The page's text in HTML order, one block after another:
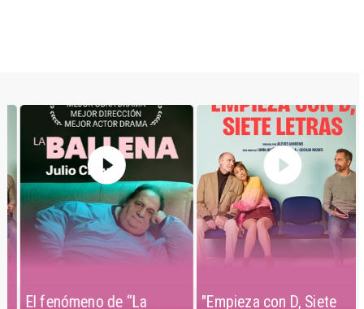
El fenómeno de “La
"Empieza con D, Siete